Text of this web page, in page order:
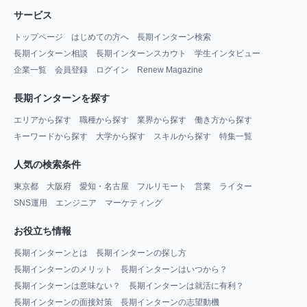
サービス
トップページ はじめての方へ
長期インターン検索
長期インターン相談
長期インターンスカウト
学生インタビュー
企業一覧
会員登録 ログイン Renew Magazine
長期インターンを探す
エリアから探す 職種から探す 業界から探す
働き方から探す
キーワードから探す
大学から探す スキルから探す 特集一覧
人気の検索条件
東京都 大阪府 愛知・名古屋 フルリモート 営業
ライター
SNS運用
エンジニア マーケティング
お役立ち情報
長期インターンとは
長期インターンの探し方
長期インターンのメリット
長期インターンはいつから？
長期インターンは意味ない？
長期インターンは就活に有利？
長期インターンの面接対策
長期インターンの志望動機